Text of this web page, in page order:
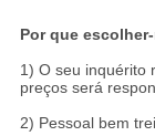
Por que
1) O seu inquérito
preços será
2) Pessoal bem